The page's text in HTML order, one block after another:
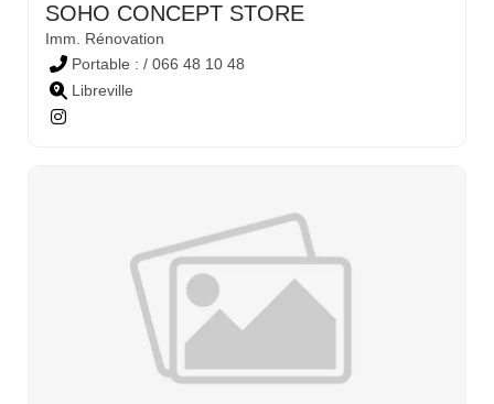
SOHO CONCEPT STORE
Imm. Rénovation
Portable : / 066 48 10 48
Libreville